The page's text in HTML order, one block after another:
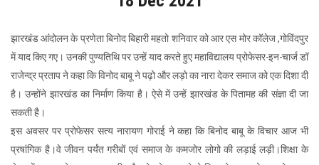
AISHE
CONTACT
झारखंड आंदोलन के प्रणेता बिनोद बिहारी महतो शनिवार को आर एस मोर कॉलेज ,गोविंदपुर
में याद किए गए। उनकी पुण्यतिथि पर उन्हें याद करते हुए महाविद्यालय प्रोफेसर-इन-चार्ज डॉ
राजेन्द्र प्रताप ने कहा कि विनोद बाबू ने पढ़ो और लड़ो का नारा देकर समाज को एक दिशा दी
है। उन्होंने झारखंड का निर्माण किया है। ऐसे में उन्हें झारखंड के पितामह की संज्ञा दी जा
सकती है।
इस अवसर पर प्रोफेसर सत्य नारायण गोराई ने कहा कि बिनोद बाबू के विचार आज भी
प्रषांगिक है।वे जीवन पर्यंत गरीबों एवं समाज के कमजोर लोगो की लड़ाई लड़ी।शिक्षा के